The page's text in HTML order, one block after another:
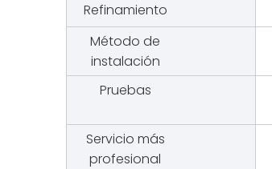
Refinamiento
Método de
instalación
Pruebas
Servicio más
profesional